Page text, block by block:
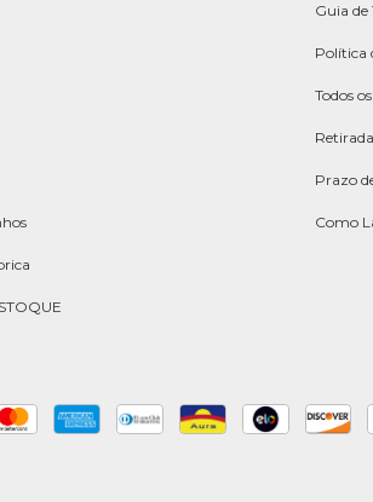
Guia
Política
Todos
Prazo
Como